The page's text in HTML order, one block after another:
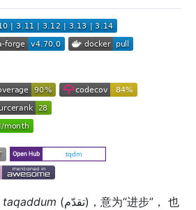
taqaddum (تقدّم)，意为“进步”， 也